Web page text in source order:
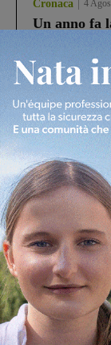
Cronaca 4
Un anno fa
processo, lo
Cronaca 3
Scomparso
Fiorentino
Levane nel
Cronaca 5
Prefettura:
il 112”
Articolo precedente